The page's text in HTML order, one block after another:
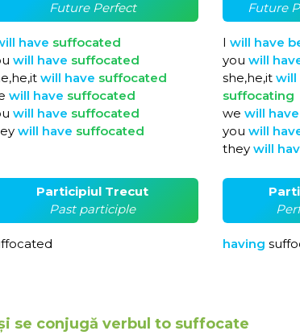
Future Perfect
have suffocated
will have suffocated
will have suffocated
will have suffocated
will have suffocated
will have suffocated
Future
I will have
you will
she,he,it will
suffocating
we will have
you will
they will
Participiul Trecut
Past participle
having
se conjugă verbul to suffocate